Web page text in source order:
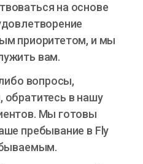
на основе
приоритетом, и мы
вам.
вопросы,
в нашу
Мы готовы
пребывание в Fly